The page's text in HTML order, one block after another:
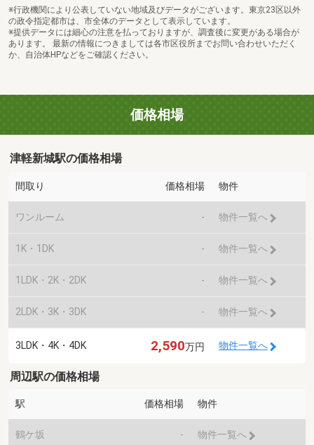
※行政機関により公表していない地域及びデータがございます。東京23区以外
の政令指定都市は、市全体のデータとして表示しています。
※提供データには細心の注意を払っておりますが、調査後に変更がある場合が
あります。 最新の情報につきましては各市区役所までお問い合わせいただく
か、自治体HPなどをご確認ください。
価格相場
津軽新城駅の価格相場
間取り 価格相場 物件
ワンルーム - 物件一覧へ
1K・1DK - 物件一覧へ
1LDK・2K・2DK - 物件一覧へ
2LDK・3K・3DK - 物件一覧へ
3LDK・4K・4DK 2,590万円 物件一覧へ
周辺駅の価格相場
駅 価格相場 物件
鶴ケ坂 - 物件一覧へ